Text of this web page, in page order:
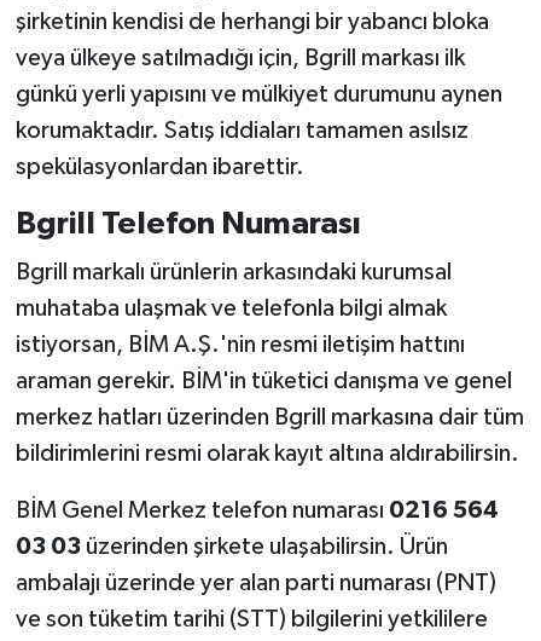
şirketinin kendisi de herhangi bir yabancı bloka
veya ülkeye satılmadığı için, Bgrill markası ilk
günkü yerli yapısını ve mülkiyet durumunu aynen
korumaktadır. Satış iddiaları tamamen asılsız
spekülasyonlardan ibarettir.
Bgrill Telefon Numarası
Bgrill markalı ürünlerin arkasındaki kurumsal
muhataba ulaşmak ve telefonla bilgi almak
istiyorsan, BİM A.Ş.'nin resmi iletişim hattını
araman gerekir. BİM'in tüketici danışma ve genel
merkez hatları üzerinden Bgrill markasına dair tüm
bildirimlerini resmi olarak kayıt altına aldırabilirsin.
BİM Genel Merkez telefon numarası 0216 564
03 03üzerinden şirkete ulaşabilirsin. Ürün
ambalajı üzerinde yer alan parti numarası (PNT)
ve son tüketim tarihi (STT) bilgilerini yetkililere